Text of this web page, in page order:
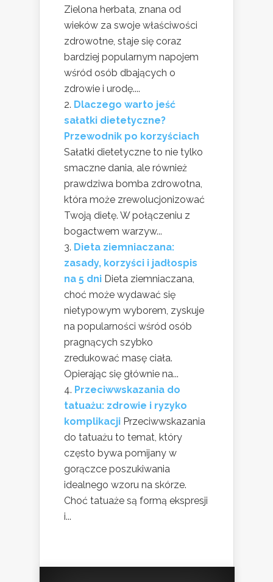
Zielona herbata, znana od
wieków za swoje właściwości
zdrowotne, staje się coraz
bardziej popularnym napojem
wśród osób dbających o
zdrowie i urodę....
Dlaczego warto jeść
sałatki dietetyczne?
Przewodnik po korzyściach
Sałatki dietetyczne to nie tylko
smaczne dania, ale również
prawdziwa bomba zdrowotna,
która może zrewolucjonizować
Twoją dietę. W połączeniu z
bogactwem warzyw...
Dieta ziemniaczana:
zasady, korzyści i jadłospis
na 5 dni Dieta ziemniaczana,
choć może wydawać się
nietypowym wyborem, zyskuje
na popularności wśród osób
pragnących szybko
zredukować masę ciała.
Opierając się głównie na...
Przeciwwskazania do
tatuażu: zdrowie i ryzyko
komplikacji Przeciwwskazania
do tatuażu to temat, który
często bywa pomijany w
gorączce poszukiwania
idealnego wzoru na skórze.
Choć tatuaże są formą ekspresji
i...